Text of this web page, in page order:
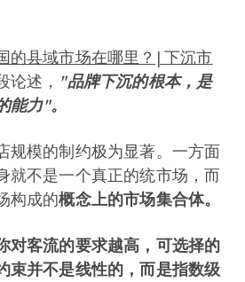
的县域市场在哪里？| 下沉市
论述， "品牌下沉的根本，是
能力"。
规模的制约极为显著。一方面
就不是一个真正的统市场，而
构成的概念上的市场集合体。
对客流的要求越高，可选择的
束并不是线性的，而是指数级